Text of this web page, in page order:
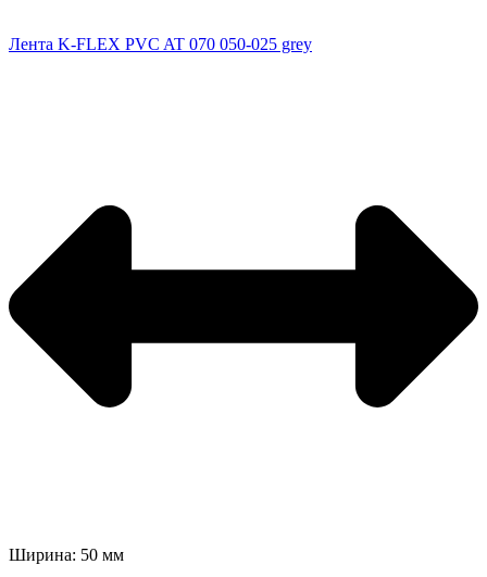
Лента K-FLEX PVC AT 070 050-025 grey
Ширина: 50 мм